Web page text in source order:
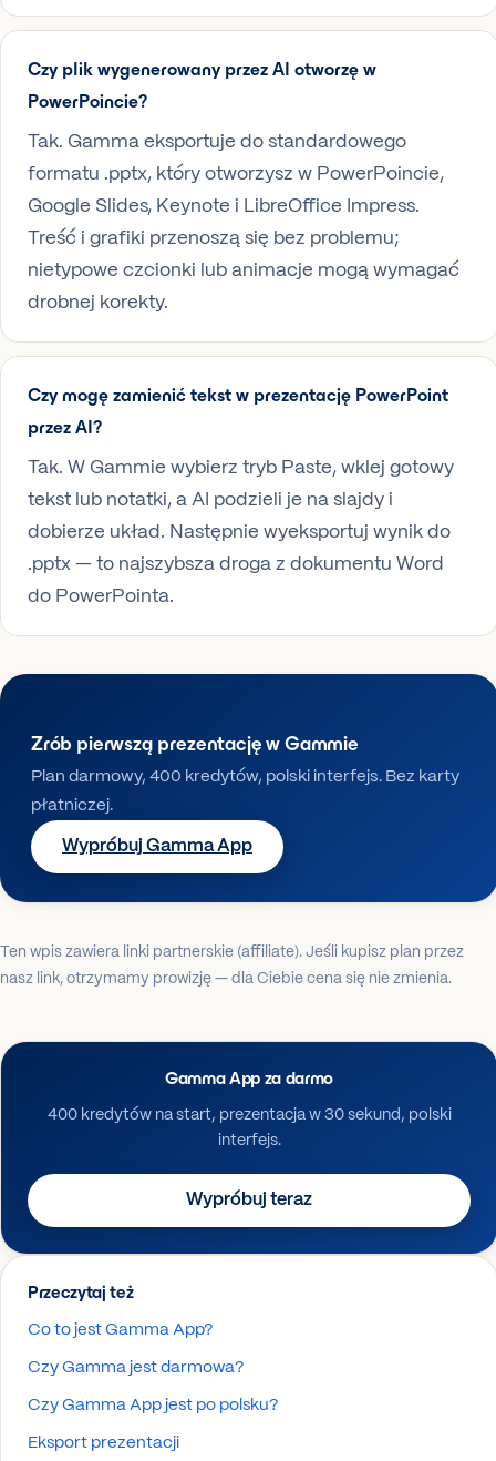
Czy plik wygenerowany przez AI otworzę w
PowerPoincie?
Tak. Gamma eksportuje do standardowego
formatu .pptx, który otworzysz w PowerPoincie,
Google Slides, Keynote i LibreOffice Impress.
Treść i grafiki przenoszą się bez problemu;
nietypowe czcionki lub animacje mogą wymagać
drobnej korekty.
Czy mogę zamienić tekst w prezentację PowerPoint
przez AI?
Tak. W Gammie wybierz tryb Paste, wklej gotowy
tekst lub notatki, a AI podzieli je na slajdy i
dobierze układ. Następnie wyeksportuj wynik do
.pptx — to najszybsza droga z dokumentu Word
do PowerPointa.
Zrób pierwszą prezentację w Gammie
Plan darmowy, 400 kredytów, polski interfejs. Bez karty
płatniczej.
Wypróbuj Gamma App
Ten wpis zawiera linki partnerskie (affiliate). Jeśli kupisz plan przez
nasz link, otrzymamy prowizję — dla Ciebie cena się nie zmienia.
Gamma App za darmo
400 kredytów na start, prezentacja w 30 sekund, polski
interfejs.
Wypróbuj teraz
Przeczytaj też
Co to jest Gamma App?
Czy Gamma jest darmowa?
Czy Gamma App jest po polsku?
Eksport prezentacji